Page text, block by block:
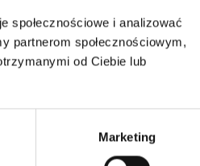
społecznościowe i analizować
partnerom społecznościowym,
od Ciebie lub
Marketing